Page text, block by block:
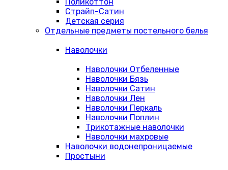
Страйп-Сатин
Детская серия
Отдельные предметы постельного белья
Наволочки
Наволочки Отбеленные
Наволочки Бязь
Наволочки Сатин
Наволочки Лен
Наволочки Перкаль
Наволочки Поплин
Трикотажные наволочки
Наволочки махровые
Наволочки водонепроницаемые
Простыни